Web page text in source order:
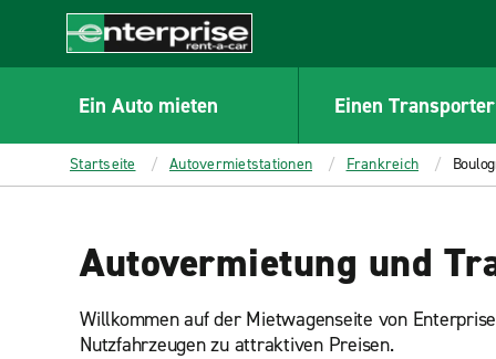
CONTENT
Enterprise
Ein Auto mieten Einen
Startseite Autovermietstationen Frankreich
Autovermietung und
Willkommen auf der Mietwagenseite von
Nutzfahrzeugen zu attraktiven Preisen.